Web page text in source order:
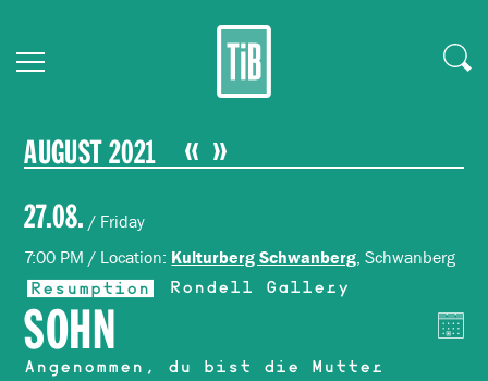
AUGUST 2021
27.08. / Friday
7:00 PM / Location: Kulturberg Schwanberg, Schwanberg
Resumption Rondell Gallery
SOHN
Angenommen, du bist die Mutter